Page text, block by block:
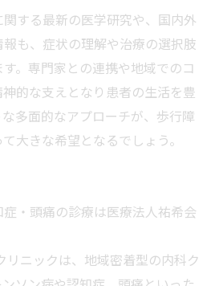
する最新の医学研究や、国内外
も、症状の理解や治療の選択肢
。専門家との連携や地域でのコ
的な支えとなり患者の生活を豊
多面的なアプローチが、歩行障
大きな希望となるでしょう。
・頭痛の診療は医療法人祐希会
リニックは、地域密着型の内科ク